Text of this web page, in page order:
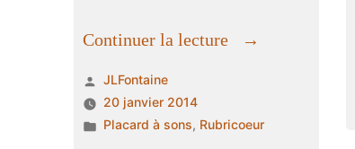
Continuer la lecture
« La
De
Publié
par
JLFontaine
20 janvier 2014
Publié
Placard à sons, Rubricoeur